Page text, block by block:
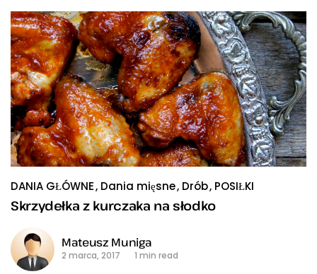
DANIA GŁÓWNE Dania mięsne Drób POSIŁKI
Skrzydełka z kurczaka na słodko
Mateusz Muniga
2 marca, 2017 1 min read